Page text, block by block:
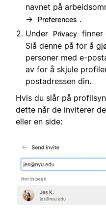
navnet på
→ Preferences .
Under
Privacy finner
Slå denne på for å
personer med e-
av for å skjule
postadressen din.
Hvis du slår på
dette når de inviterer
eller en side: